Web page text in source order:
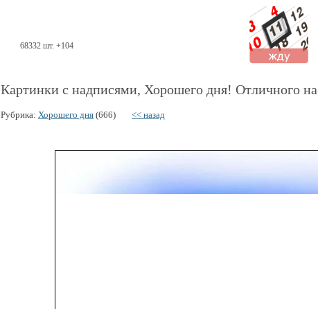
68332 шт. +104
Картинки с надписями, Хорошего дня! Отличного
Рубрика: Хорошего дня (666) << назад